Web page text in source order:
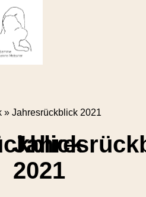
» Jahresrückblick 2021
2021